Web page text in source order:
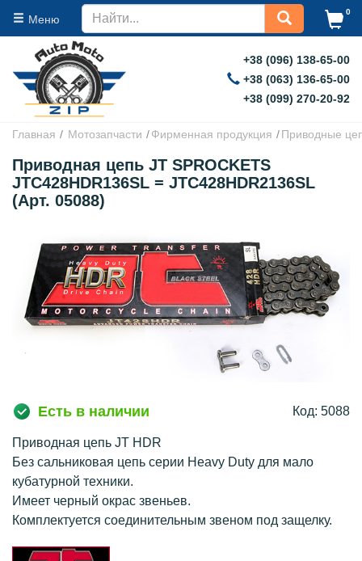
Меню
0
+38 (096) 138-65-00
+38 (063) 136-65-00
+38 (099) 270-20-92
Главная Мотозапчасти Фирменная продукция Приводные
Приводная цепь JT SPROCKETS
JTC428HDR136SL = JTC428HDR2136SL
(Арт. 05088)
Есть в наличии Код: 5088
Приводная цепь JT HDR
Без сальниковая цепь серии Heavy Duty для мало
кубатурной техники.
Имеет черный окрас звеньев.
Комплектуется соединительным звеном под защелку.